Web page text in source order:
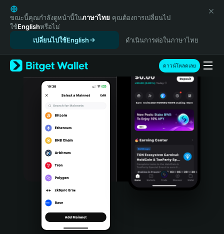
English
日本語
Tiếng Việt
Español (Latinoamérica)
Türkçe
Italiano
Português (Portugal)
Bahasa Indonesia
Português (Brasil)
Español (Argentina)
ขณะนี้คุณกำลังดูหน้านี้ในภาษาไทย คุณต้องการเปลี่ยนไป
ใช้Englishหรือไม่
เปลี่ยนไปใช้English
ดำเนินการต่อในภาษาไทย
ดาวน์โหลดเลย